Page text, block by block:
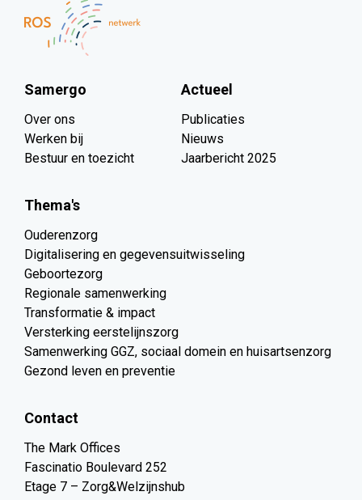
Samergo
Over ons
Werken bij
Bestuur en toezicht
Actueel
Publicaties
Nieuws
Jaarbericht 2025
Thema's
Ouderenzorg
Digitalisering en gegevensuitwisseling
Geboortezorg
Regionale samenwerking
Transformatie & impact
Versterking eerstelijnszorg
Samenwerking GGZ, sociaal domein en huisartsenzorg
Gezond leven en preventie
Contact
The Mark Offices
Fascinatio Boulevard 252
Etage 7 – Zorg&Welzijnshub